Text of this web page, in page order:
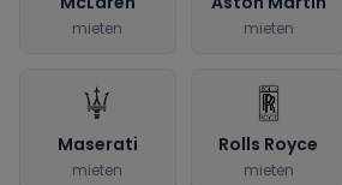
mieten mieten
Maserati
mieten
Rolls Royce
mieten